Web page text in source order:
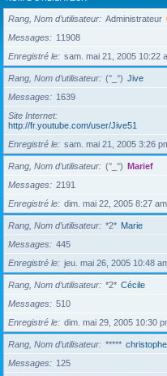
Rang, Nom d’utilisateur Administrateur
Messages
11908
Enregistré le
sam. mai 21, 2005 10:22
Rang, Nom d’utilisateur (°_°) Jive
Messages
1639
Site Internet
http://fr.youtube.com/user/Jive51
Enregistré le
sam. mai 21, 2005 3:26
Rang, Nom d’utilisateur (°_°) Marief
Messages
2191
Enregistré le
dim. mai 22, 2005 8:27 am
Rang, Nom d’utilisateur *2* Marie
Messages
445
Enregistré le
jeu. mai 26, 2005 10:48
Rang, Nom d’utilisateur *2* Cécile
Messages
510
Enregistré le
dim. mai 29, 2005 10:30
Rang, Nom d’utilisateur *****
Messages
125